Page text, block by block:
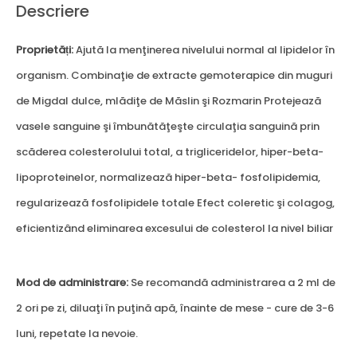
Descriere
Proprietăți:Ajută la menţinerea nivelului normal al lipidelor în
organism. Combinaţie de extracte gemoterapice din muguri
de Migdal dulce, mlădiţe de Măslin şi Rozmarin Protejează
vasele sanguine şi îmbunătăţeşte circulaţia sanguină prin
scăderea colesterolului total, a trigliceridelor, hiper-beta-
lipoproteinelor, normalizează hiper-beta- fosfolipidemia,
regularizează fosfolipidele totale Efect coleretic şi colagog,
eficientizând eliminarea excesului de colesterol la nivel biliar
Mod de administrare: Se recomandă administrarea a 2 ml de
2 ori pe zi, diluaţi în puţină apă, înainte de mese - cure de 3-6
luni, repetate la nevoie.